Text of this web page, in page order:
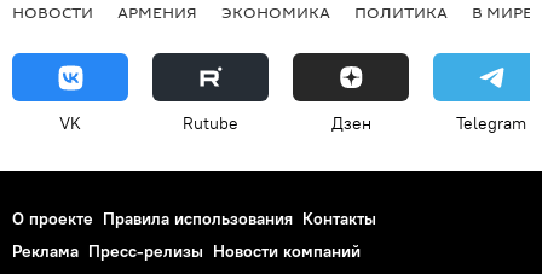
НОВОСТИ АРМЕНИЯ ЭКОНОМИКА ПОЛИТИКА В МИРЕ
VK Rutube Дзен Telegram
О проекте Правила использования Контакты
Реклама Пресс-релизы Новости компаний